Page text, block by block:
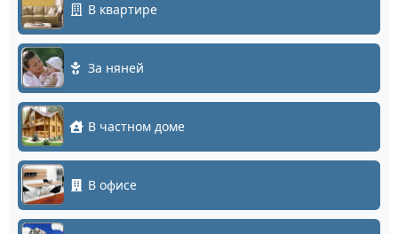
В квартире
За няней
В частном доме
В офисе